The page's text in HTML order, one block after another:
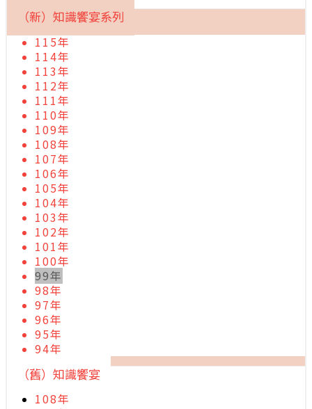
（新）知識饗宴系列
115年
114年
113年
112年
111年
110年
109年
108年
107年
106年
105年
104年
103年
102年
101年
100年
99年
98年
97年
96年
95年
94年
（舊）知識饗宴
108年